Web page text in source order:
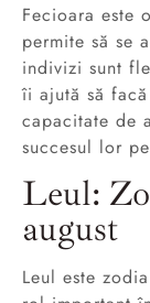
Fecioara este
permite să se
indivizi sunt
îi ajută să
capacitate de
succesul lor
Leul:
august
Leul este